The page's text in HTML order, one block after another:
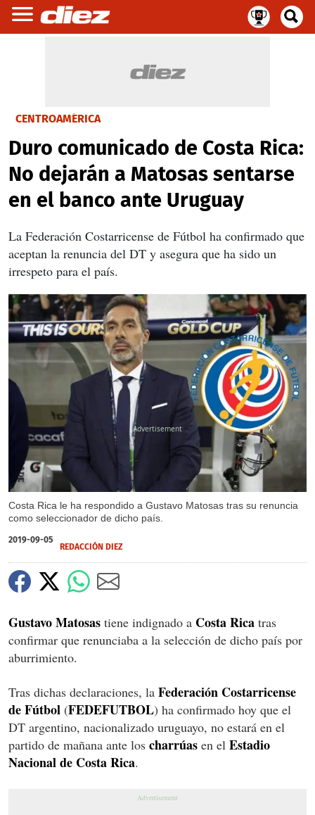
CENTROAMÉRICA
Duro comunicado de Costa Rica:
No dejarán a Matosas sentarse
en el banco ante Uruguay
La Federación Costarricense de Fútbol ha confirmado que
aceptan la renuncia del DT y asegura que ha sido un
irrespeto para el país.
Costa Rica le ha respondido a Gustavo Matosas tras su renuncia
como seleccionador de dicho país.
X
2019-09-05
REDACCIÓN DIEZ
GustavoMatosas tiene indignado a CostaRica tras
confirmar que renunciaba a la selección de dicho país por
aburrimiento.
Tras dichas declaraciones, la Federación Costarricense
de Fútbol (FEDEFUTBOL) ha confirmado hoy que el
DT argentino, nacionalizado uruguayo, no estará en el
partido de mañana ante los charrúas en el Estadio
Nacional de Costa Rica.